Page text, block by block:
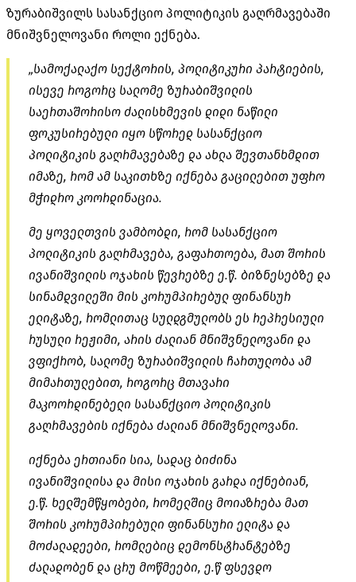
ზურაბიშვილს სასანქციო პოლიტიკის გაღრმავებაში
მნიშვნელოვანი როლი ექნება.
„სამოქალაქო სექტორის, პოლიტიკური პარტიების,
ისევე როგორც სალომე ზურაბიშვილის
საერთაშორისო ძალისხმევის დიდი ნაწილი
ფოკუსირებული იყო სწორედ სასანქციო
პოლიტიკის გაღრმავებაზე და ახლა შევთანხმდით
იმაზე, რომ ამ საკითხზე იქნება გაცილებით უფრო
მჭიდრო კოორდინაცია.
მე ყოველთვის ვამბობდი, რომ სასანქციო
პოლიტიკის გაღრმავება, გაფართოება, მათ შორის
ივანიშვილის ოჯახის წევრებზე ე.წ. ბიზნესებზე და
სინამდვილეში მის კორუმპირებულ ფინანსურ
ელიტაზე, რომლითაც სულდგმულობს ეს რეპრესიული
რუსული რეჟიმი, არის ძალიან მნიშვნელოვანი და
ვფიქრობ, სალომე ზურაბიშვილის ჩართულობა ამ
მიმართულებით, როგორც მთავარი
მაკოორდინებელი სასანქციო პოლიტიკის
გაღრმავების იქნება ძალიან მნიშვნელოვანი.
იქნება ერთიანი სია, სადაც ბიძინა
ივანიშვილისა და მისი ოჯახის გარდა იქნებიან,
ე.წ. ხელშემწყობები, რომელშიც მოიაზრება მათ
შორის კორუმპირებული ფინანსური ელიტა და
მოძალადეები, რომლებიც დემონსტრანტებზე
ძალადობენ და ცრუ მოწმეები, ე.წ ფსევდო